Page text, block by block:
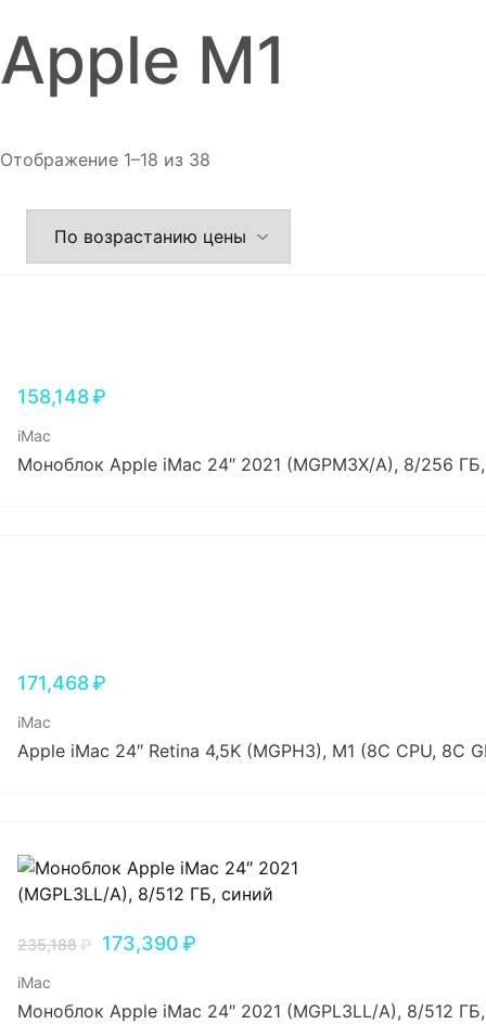
Аксессуары
Apple M1
Отображение 1–18 из 38
158,148₽
iMac
Моноблок Apple iMac 24″ 2021 (MGPM3X/A), 8/256
171,468₽
iMac
Apple iMac 24″ Retina 4,5K (MGPH3), M1 (8C CPU, 8C
235,188₽ 173,390₽
iMac
Моноблок Apple iMac 24″ 2021 (MGPL3LL/A), 8/512